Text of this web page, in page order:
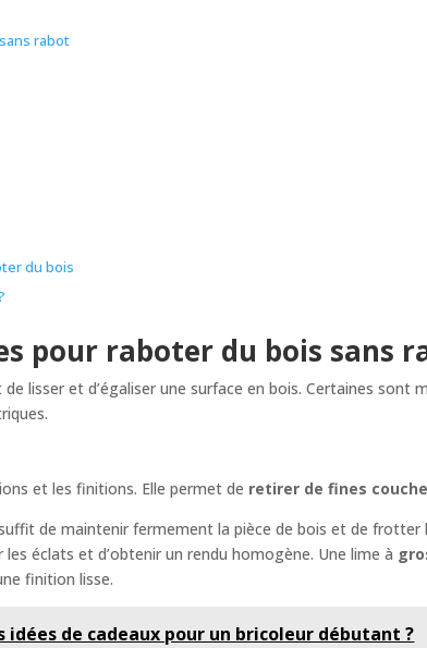
rabot
du bois
pour raboter du bois sans
lisser et d’égaliser une surface en bois. Certaines sont
et les finitions. Elle permet de retirer de fines
de maintenir fermement la pièce de bois et de
les éclats et d’obtenir un rendu homogène. Une lime à
finition lisse.
de cadeaux pour un bricoleur débutant ?